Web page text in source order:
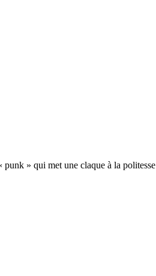
» qui met une claque à la politesse